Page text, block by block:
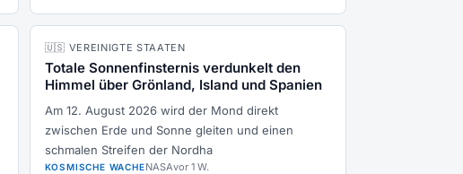
🇺🇸 VEREINIGTE STAATEN
Totale Sonnenfinsternis verdunkelt den
Himmel über Grönland, Island und Spanien
Am 12. August 2026 wird der Mond direkt
zwischen Erde und Sonne gleiten und einen
schmalen Streifen der Nordha
KOSMISCHE WACHENASAvor 1 W.